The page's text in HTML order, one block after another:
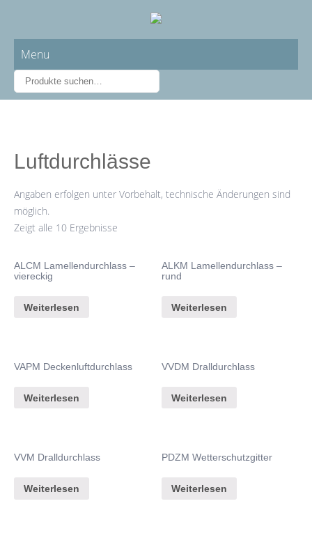
Menu
Luftdurchlässe
Angaben erfolgen unter Vorbehalt, technische Änderungen sind
möglich.
Zeigt alle 10 Ergebnisse
ALCM Lamellendurchlass –
viereckig
Weiterlesen
ALKM Lamellendurchlass –
rund
Weiterlesen
VAPM Deckenluftdurchlass
Weiterlesen
VVDM Dralldurchlass
Weiterlesen
VVM Dralldurchlass
Weiterlesen
PDZM Wetterschutzgitter
Weiterlesen